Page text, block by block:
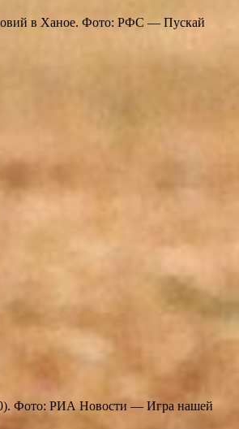
в Ханое. Фото: РФС — Пускай
Фото: РИА Новости — Игра нашей